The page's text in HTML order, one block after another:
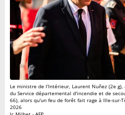
Le ministre de l'Intérieur, Laurent Nuñez (2e
du Service départemental d'incendie et de
66), alors qu'un feu de forêt fait rage à Ille-sur-
2026